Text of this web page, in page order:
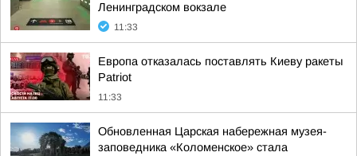
Ленинградском вокзале
11:33
Европа отказалась поставлять Киеву ракеты
Patriot
11:33
Обновленная Царская набережная музея-
заповедника «Коломенское» стала